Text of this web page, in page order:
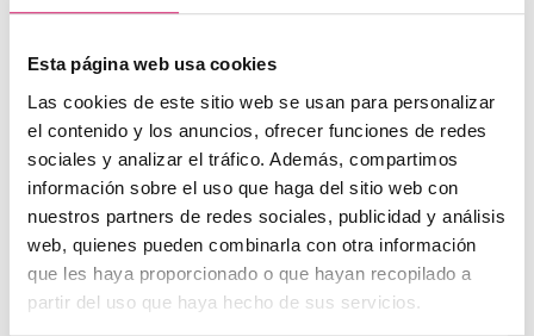
Esta página web usa cookies
Las cookies de este sitio web se usan para personalizar
el contenido y los anuncios, ofrecer funciones de redes
sociales y analizar el tráfico. Además, compartimos
información sobre el uso que haga del sitio web con
nuestros partners de redes sociales, publicidad y análisis
web, quienes pueden combinarla con otra información
que les haya proporcionado o que hayan recopilado a
partir del uso que haya hecho de sus servicios.